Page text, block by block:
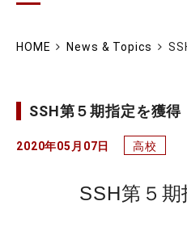
HOME News & Topics
SSH第５期指定を獲得
2020年05月07日 高校
SSH第５